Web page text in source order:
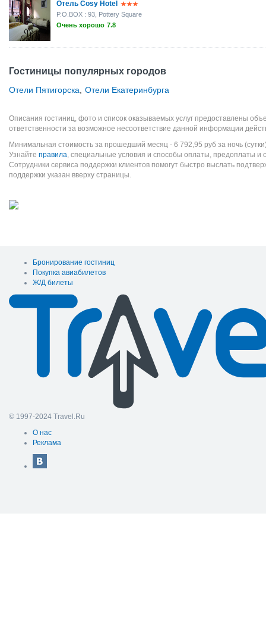
Отель Cosy Hotel
P.O.BOX : 93, Pottery Square
Очень хорошо 7.8
Гостиницы популярных городов
Отели Пятигорска Отели Екатеринбурга
Описания гостиниц, фото и список оказываемых услуг предоставлены
ответственности за возможное несоответствие данной информации
Минимальная стоимость за прошедший месяц - 6 792,95 руб за ночь
Узнайте правила, специальные условия и способы оплаты, предоплаты и
Сотрудники сервиса поддержки клиентов помогут быстро выслать
поддержки указан вверху страницы.
Бронирование гостиниц
Покупка авиабилетов
Ж/Д билеты
© 1997-2024 Travel.Ru
О нас
Реклама